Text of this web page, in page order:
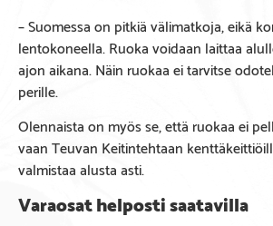
– Suomessa on pitkiä välimatkoja, eikä
lentokoneella. Ruoka voidaan laittaa
ajon aikana. Näin ruokaa ei tarvitse
perille.
Olennaista on myös se, että ruokaa ei
vaan Teuvan Keitintehtaan
valmistaa alusta asti.
Varaosat helposti saatavilla